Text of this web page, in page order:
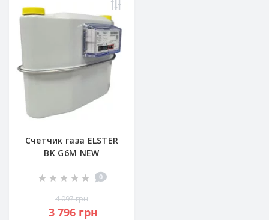
Счетчик газа ELSTER
BK G6M NEW
0
4 097 грн
3 796 грн